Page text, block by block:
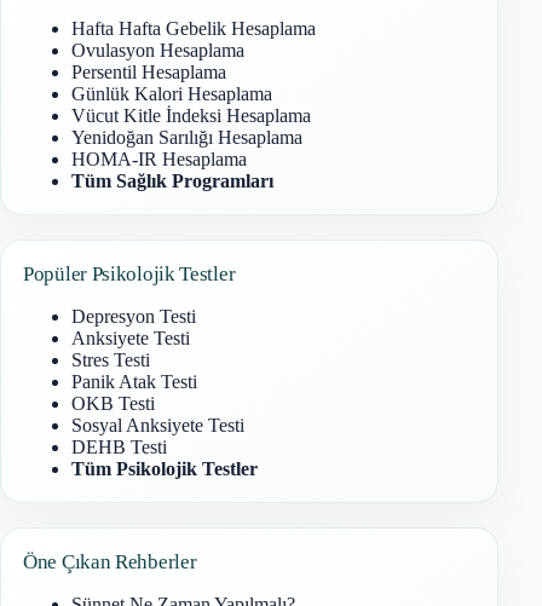
Hafta Hafta Gebelik Hesaplama
Ovulasyon Hesaplama
Persentil Hesaplama
Günlük Kalori Hesaplama
Vücut Kitle İndeksi Hesaplama
Yenidoğan Sarılığı Hesaplama
HOMA-IR Hesaplama
Tüm Sağlık Programları
Popüler Psikolojik Testler
Depresyon Testi
Anksiyete Testi
Stres Testi
Panik Atak Testi
OKB Testi
Sosyal Anksiyete Testi
DEHB Testi
Tüm Psikolojik Testler
Öne Çıkan Rehberler